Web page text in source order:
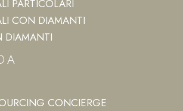
PARTICOLARI
CON DIAMANTI
DIAMANTI
CONCIERGE